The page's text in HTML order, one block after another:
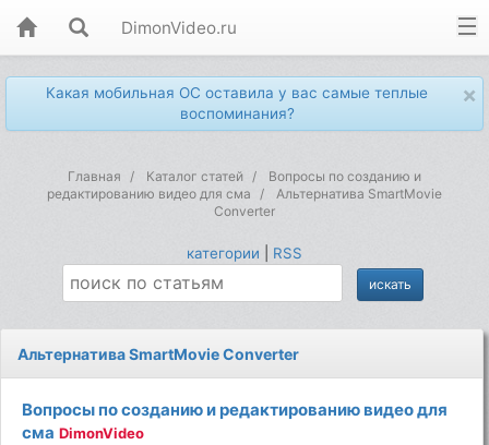
DimonVideo.ru
×
Какая мобильная ОС оставила у вас самые теплые
воспоминания?
Главная Каталог статей
Вопросы по созданию и
редактированию видео для сма
Альтернатива SmartMovie
Converter
категории RSS
Альтернатива SmartMovie Converter
Вопросы по созданию и редактированию видео для
сма DimonVideo